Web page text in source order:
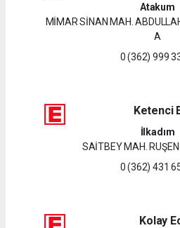
Atakum
MİMAR SİNAN MAH.
A
0 (362) 999
Ketenci
İlkadım
SAİTBEY MAH.
0 (362) 431
Kolay